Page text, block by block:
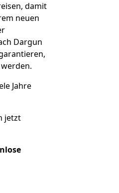
damit
neuen
Dargun
Jahre
jetzt